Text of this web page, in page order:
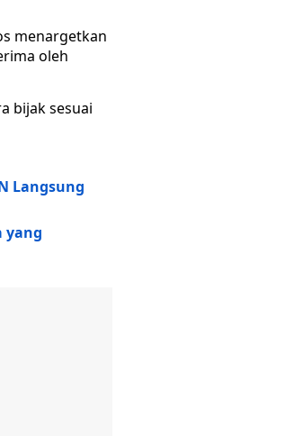
menargetkan
oleh
bijak sesuai
Langsung
yang